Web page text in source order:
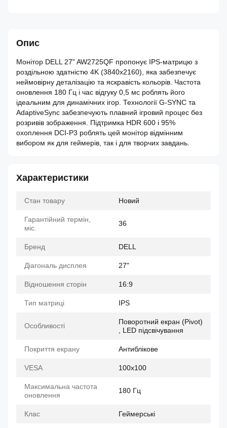
Опис
Монітор DELL 27" AW2725QF пропонує IPS-матрицю з
роздільною здатністю 4K (3840x2160), яка забезпечує
неймовірну деталізацію та яскравість кольорів. Частота
оновлення 180 Гц і час відгуку 0,5 мс роблять його
ідеальним для динамічних ігор. Технології G-SYNC та
AdaptiveSync забезпечують плавний ігровий процес без
розривів зображення. Підтримка HDR 600 і 95%
охоплення DCI-P3 роблять цей монітор відмінним
вибором як для геймерів, так і для творчих завдань.
Характеристики
Стан товару Новий
Гарантійний термін,
міс.
36
Бренд DELL
Діагональ дисплея 27"
Відношення сторін 16:9
Тип матриці IPS
Особливості
Поворотний екран (Pivot)
, LED підсвічування
Покриття екрану Антиблікове
VESA 100x100
Максимальна частота
оновлення
180 Гц
Клас Геймерські